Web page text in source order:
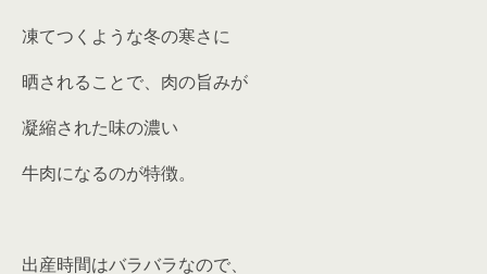
凍てつくような冬の寒さに
晒されることで、肉の旨みが
凝縮された味の濃い
牛肉になるのが特徴。
出産時間はバラバラなので、